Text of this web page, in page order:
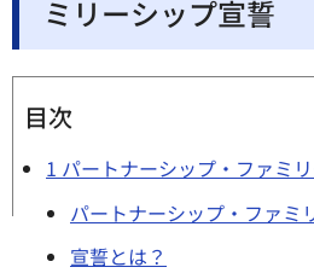
ミリーシップ宣誓
目次
1 パートナーシップ・ファミ
パートナーシップ・ファミ
宣誓とは？